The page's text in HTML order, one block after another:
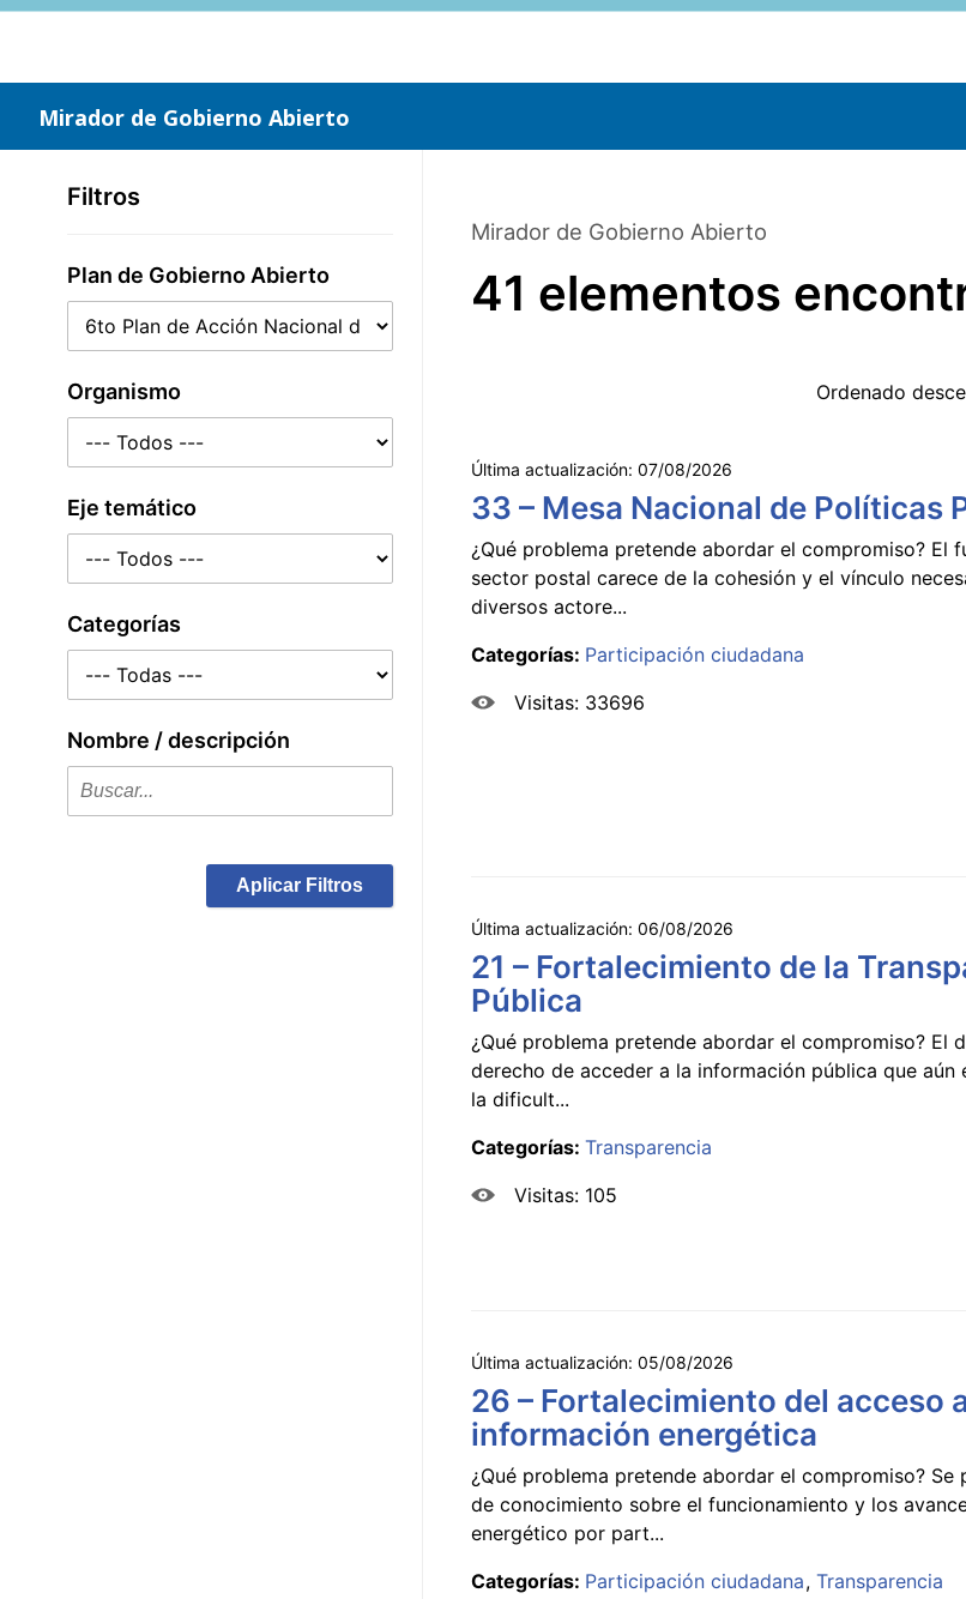
Saltar
Mirador de Gobierno Abierto
Filtros
Plan de Gobierno Abierto
Organismo
Eje temático
Categorías
Nombre / descripción
Aplicar Filtros
Mirador de Gobierno Abierto
41 elementos
Ordenado
Última actualización: 07/08/2026
33 – Mesa Nacional de Políticas
¿Qué problema pretende abordar el compromiso? El
sector postal carece de la cohesión y el vínculo
diversos actore...
Categorías: Participación ciudadana
Visitas: 33696
Última actualización: 06/08/2026
21 – Fortalecimiento de la
Pública
¿Qué problema pretende abordar el compromiso? El
derecho de acceder a la información pública que aún
la dificult...
Categorías: Transparencia
Visitas: 105
Última actualización: 05/08/2026
26 – Fortalecimiento del acceso
información energética
¿Qué problema pretende abordar el compromiso? Se
de conocimiento sobre el funcionamiento y los
energético por part...
Categorías: Participación ciudadana Transparencia